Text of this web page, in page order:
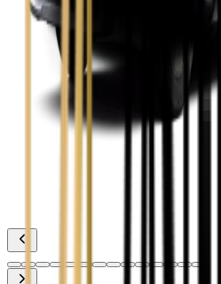
Zobacz
Toyota Corolla
Toyota Prius